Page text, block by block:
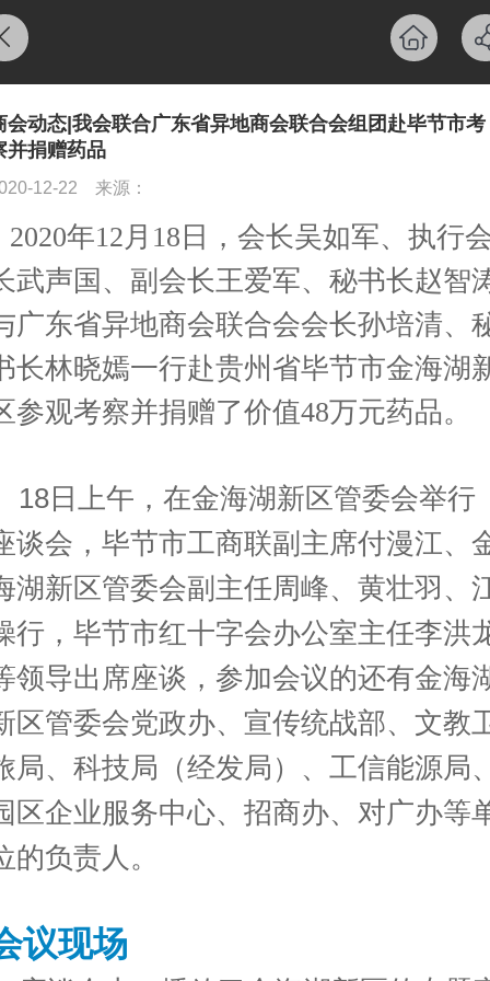
会动态|我会联合广东省异地商会联合会组团赴毕节市考
并捐赠药品
12-22 来源：
2020年12月18日，会长吴如军、执行
武声国、副会长王爱军、秘书长赵智
广东省异地商会联合会会长孙培清、
长林晓嫣一行赴贵州省毕节市金海湖
参观考察并捐赠了价值48万元药品。
日上午，在金海湖新区管委会举行
谈会，毕节市工商联副主席付漫江、
湖新区管委会副主任周峰、黄壮羽、
行，毕节市红十字会办公室主任李洪
领导出席座谈，参加会议的还有金海
区管委会党政办、宣传统战部、文教
局、科技局（经发局）、工信能源局、
区企业服务中心、招商办、对广办等
的负责人。
议现场